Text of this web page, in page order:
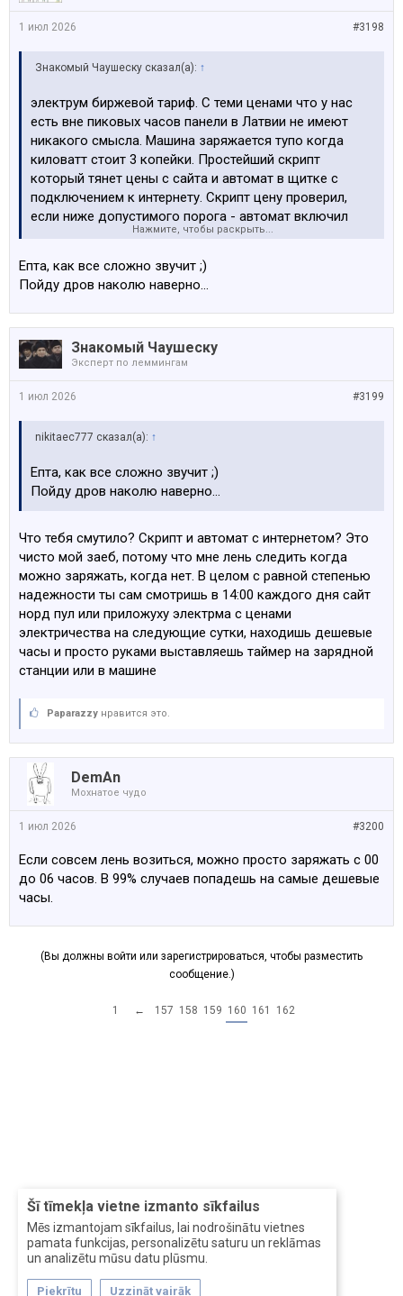
Šī tīmekļa vietne izmanto sīkfailus
Mēs izmantojam sīkfailus, lai nodrošinātu vietnes
pamata funkcijas, personalizētu saturu un reklāmas
un analizētu mūsu datu plūsmu.
Piekrītu Uzzināt vairāk
#3198
1 июл 2026
Знакомый Чаушеску сказал(а): ↑
электрум биржевой тариф. С теми ценами что у нас
есть вне пиковых часов панели в Латвии не имеют
никакого смысла. Машина заряжается тупо когда
киловатт стоит 3 копейки. Простейший скрипт
который тянет цены с сайта и автомат в щитке с
подключением к интернету. Скрипт цену проверил,
если ниже допустимого порога - автомат включил
зарядную станцию. Человек ввше писал что у него
единственное правильное решение в наших реалиях.
Обычно когда светит солнце у нас электриба и так
дешевая и зарядить машину, включить кондей,
постирать и другие энергозатратные вещи будут
условно бесплатны. А вот рано утром, когда все на
работу собираются и вечером когда все с работы
приходят, потребление в сети растет и вместе с ним
тариф. В десятки раз. Но рано утром и вечером
Поэтому батарея для накопления действительно
здравая мысль - питать все от нее в пики. Причем
заряжать ее можно тупо из сети, а не от панелей.
Летом часто тариф опускается до 0 или даже минуса,
прикольное, что новые теслы умеют отдавать заряд
назад в сеть, тоесть ты дом можешь питать от машин,
если вся обвязки и инверторы тоже от Теслы и рулить
всем через аппу.. как по мне идеальный сетап для
полной автономии в наших реалиях это теплонасос,
паверволл от теслы, панель для лайтовой зарядки
павервола и все.
Нажмите, чтобы раскрыть...
Епта, как все сложно звучит ;)
Пойду дров наколю наверно…
Знакомый Чаушеску
Эксперт по леммингам
#3199
1 июл 2026
nikitaec777 сказал(а): ↑
Епта, как все сложно звучит ;)
Пойду дров наколю наверно…
Что тебя смутило? Скрипт и автомат с интернетом? Это
чисто мой заеб, потому что мне лень следить когда
можно заряжать, когда нет. В целом с равной степенью
надежности ты сам смотришь в 14:00 каждого дня сайт
норд пул или приложуху электрма с ценами
электричества на следующие сутки, находишь дешевые
часы и просто руками выставляешь таймер на зарядной
станции или в машине
Paparazzy нравится это.
DemAn
Мохнатое чудо
#3200
1 июл 2026
Если совсем лень возиться, можно просто заряжать с 00
до 06 часов. В 99% случаев попадешь на самые дешевые
часы.
(Вы должны войти или зарегистрироваться, чтобы разместить
сообщение.)
1 ← 157 158 159 160 161 162